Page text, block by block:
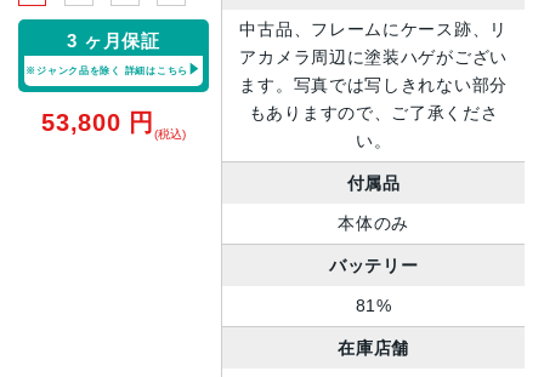
3 ヶ月保証
※ジャンク品を除く 詳細はこちら
53,800 円 (税込)
中古品、フレームにケース跡、リ
アカメラ周辺に塗装ハゲがござい
ます。写真では写しきれない部分
もありますので、ご了承くださ
い。
付属品
本体のみ
バッテリー
81%
在庫店舗